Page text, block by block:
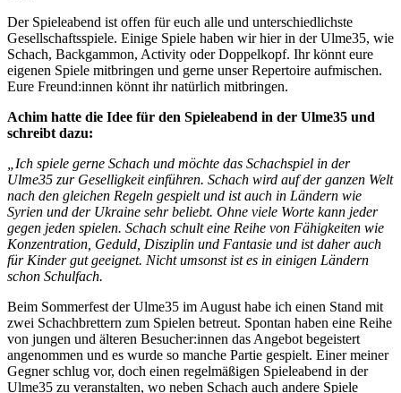
Der Spieleabend ist offen für euch alle und unterschiedlichste
Gesellschaftsspiele. Einige Spiele haben wir hier in der Ulme35, wie
Schach, Backgammon, Activity oder Doppelkopf. Ihr könnt eure
eigenen Spiele mitbringen und gerne unser Repertoire aufmischen.
Eure Freund:innen könnt ihr natürlich mitbringen.
Achim hatte die Idee für den Spieleabend in der Ulme35 und
schreibt dazu:
„Ich spiele gerne Schach und möchte das Schachspiel in der
Ulme35 zur Geselligkeit einführen. Schach wird auf der ganzen Welt
nach den gleichen Regeln gespielt und ist auch in Ländern wie
Syrien und der Ukraine sehr beliebt. Ohne viele Worte kann jeder
gegen jeden spielen. Schach schult eine Reihe von Fähigkeiten wie
Konzentration, Geduld, Disziplin und Fantasie und ist daher auch
für Kinder gut geeignet. Nicht umsonst ist es in einigen Ländern
schon Schulfach.
Beim Sommerfest der Ulme35 im August habe ich einen Stand mit
zwei Schachbrettern zum Spielen betreut. Spontan haben eine Reihe
von jungen und älteren Besucher:innen das Angebot begeistert
angenommen und es wurde so manche Partie gespielt. Einer meiner
Gegner schlug vor, doch einen regelmäßigen Spieleabend in der
Ulme35 zu veranstalten, wo neben Schach auch andere Spiele